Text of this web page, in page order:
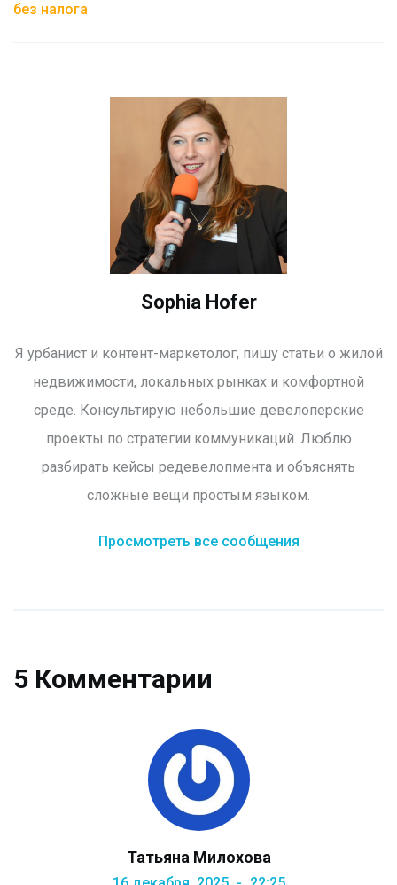
без налога
Sophia Hofer
Я урбанист и контент-маркетолог, пишу статьи о жилой
недвижимости, локальных рынках и комфортной
среде. Консультирую небольшие девелоперские
проекты по стратегии коммуникаций. Люблю
разбирать кейсы редевелопмента и объяснять
сложные вещи простым языком.
Просмотреть все сообщения
5 Комментарии
Татьяна Милохова